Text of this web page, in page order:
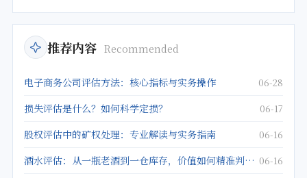
推荐内容 Recommended
电子商务公司评估方法：核心指标与实务操作 06-28
损失评估是什么？如何科学定损？ 06-17
股权评估中的矿权处理：专业解读与实务指南 06-16
酒水评估：从一瓶老酒到一仓库存，价值如何精准判定？ 06-16